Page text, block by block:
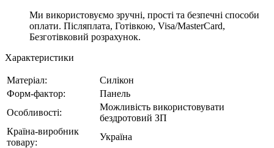
Ми використовуємо зручні, прості та безпечні способи
оплати. Післяплата, Готівкою, Visa/MasterCard,
Безготівковий розрахунок.
Характеристики
Матеріал:
Силікон
Форм-фактор:
Панель
Особливості:
Можливість використовувати
бездротовий ЗП
Країна-виробник
товару:
Україна